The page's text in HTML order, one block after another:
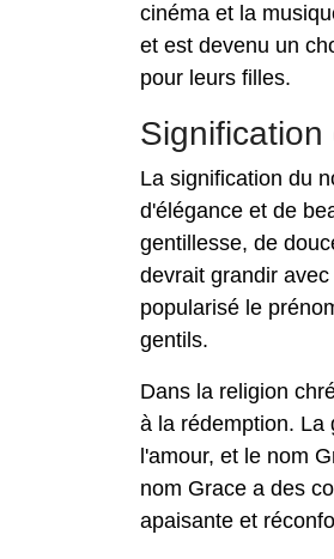
cinéma et la
et est devenu un
pour leurs filles.
Signification
La signification du
d'élégance et de
gentillesse, de
devrait grandir
popularisé le
gentils.
Dans la religion
à la rédemption. La
l'amour, et le nom
nom Grace a des
apaisante et